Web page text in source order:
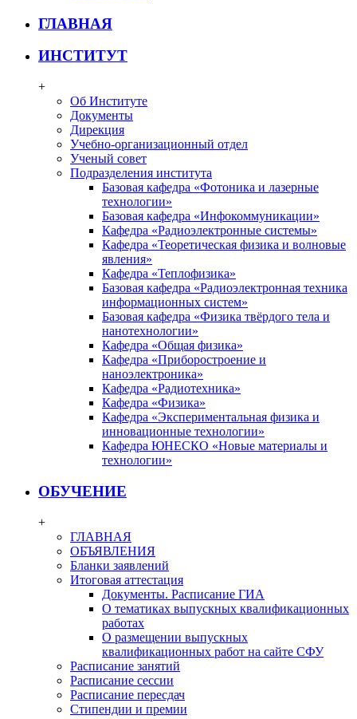
ГЛАВНАЯ
ИНСТИТУТ
+
Об Институте
Документы
Дирекция
Учебно-организационный отдел
Ученый совет
Подразделения института
Базовая кафедра «Фотоника и лазерные
технологии»
Базовая кафедра «Инфокоммуникации»
Кафедра «Радиоэлектронные системы»
Кафедра «Теоретическая физика и волновые
явления»
Кафедра «Теплофизика»
Базовая кафедра «Радиоэлектронная техника
информационных систем»
Базовая кафедра «Физика твёрдого тела и
нанотехнологии»
Кафедра «Общая физика»
Кафедра «Приборостроение и
наноэлектроника»
Кафедра «Радиотехника»
Кафедра «Физика»
Кафедра «Экспериментальная физика и
инновационные технологии»
Кафедра ЮНЕСКО «Новые материалы и
технологии»
ОБУЧЕНИЕ
+
ГЛАВНАЯ
ОБЪЯВЛЕНИЯ
Бланки заявлений
Итоговая аттестация
Документы. Расписание ГИА
О тематиках выпускных квалификационных
работах
О размещении выпускных
квалификационных работ на сайте СФУ
Расписание занятий
Расписание сессии
Расписание пересдач
Стипендии и премии